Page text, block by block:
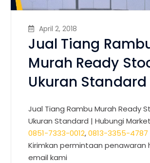
April 2, 2018
Jual Tiang
Murah Ready
Ukuran Standard
Jual Tiang Rambu Murah Ready
Ukuran Standard | Hubungi
0851-7333-0012,0813-3355-4787
Kirimkan permintaan penawaran
email kami